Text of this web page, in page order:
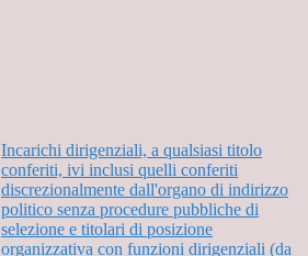
Incarichi dirigenziali, a qualsiasi titolo
conferiti, ivi inclusi quelli conferiti
discrezionalmente dall'organo di indirizzo
politico senza procedure pubbliche di
selezione e titolari di posizione
organizzativa con funzioni dirigenziali (da